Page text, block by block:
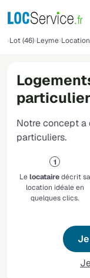
Lot (46) Leyme
Notre concept a
particuliers.
Lelocatairedécrit sa
location idéale en
quelques clics.